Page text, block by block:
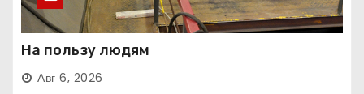
На пользу людям
Авг 6, 2026